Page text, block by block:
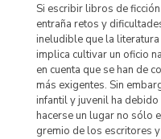
Si escribir libros de
entraña retos y
ineludible que la
implica cultivar un oficio
en cuenta que se han de
más exigentes. Sin
infantil y juvenil ha
hacerse un lugar no sólo
gremio de los escritores